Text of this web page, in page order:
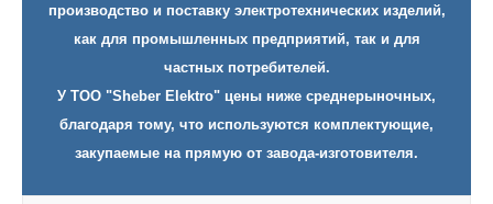
производство и поставку электротехнических изделий,
как для промышленных предприятий, так и для
частных потребителей.
У ТОО "Sheber Elektro" цены ниже среднерыночных,
благодаря тому, что используются комплектующие,
закупаемые на прямую от завода-изготовителя.